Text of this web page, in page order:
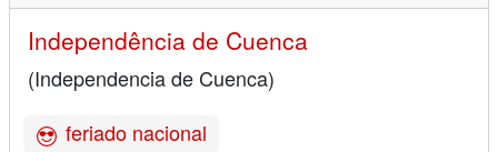
Independência de Cuenca
(Independencia de Cuenca)
feriado nacional